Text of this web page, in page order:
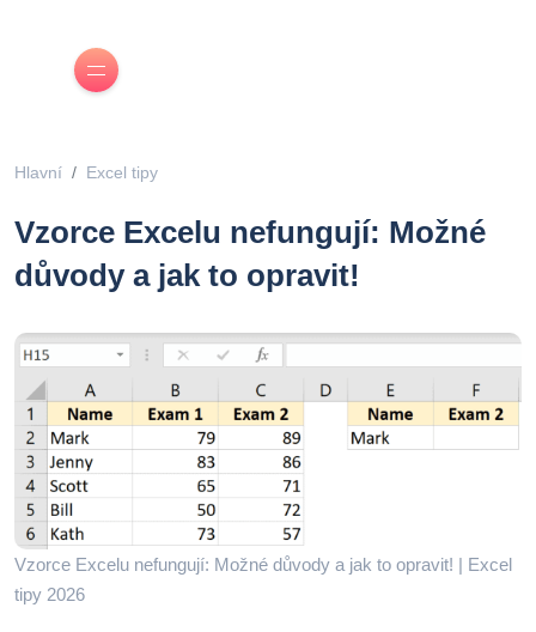
Hlavní Excel tipy
Vzorce Excelu nefungují: Možné
důvody a jak to opravit!
Vzorce Excelu nefungují: Možné důvody a jak to opravit! | Excel
tipy 2026